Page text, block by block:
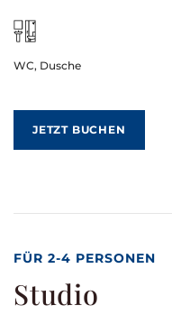
WC, Dusche
JETZT BUCHEN
FÜR 2-4 PERSONEN
Studio